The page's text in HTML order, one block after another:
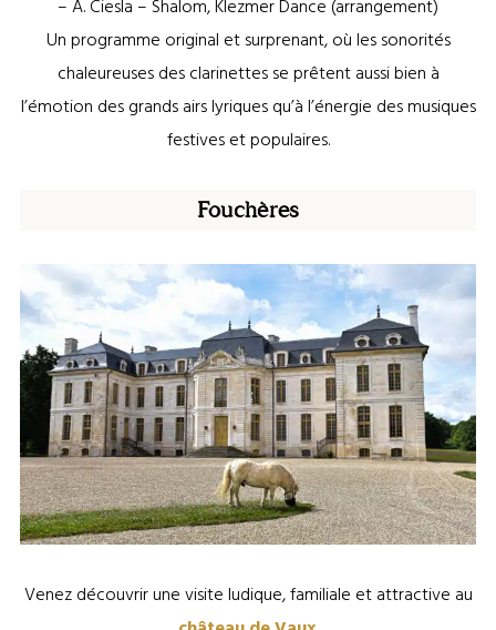
– A. Ciesla – Shalom, Klezmer Dance (arrangement)
Un programme original et surprenant, où les sonorités
chaleureuses des clarinettes se prêtent aussi bien à
l’émotion des grands airs lyriques qu’à l’énergie des musiques
festives et populaires.
Fouchères
Venez découvrir une visite ludique, familiale et attractive au